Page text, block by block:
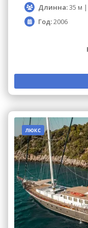
Длинна:35 м |
Год:2006
люкс